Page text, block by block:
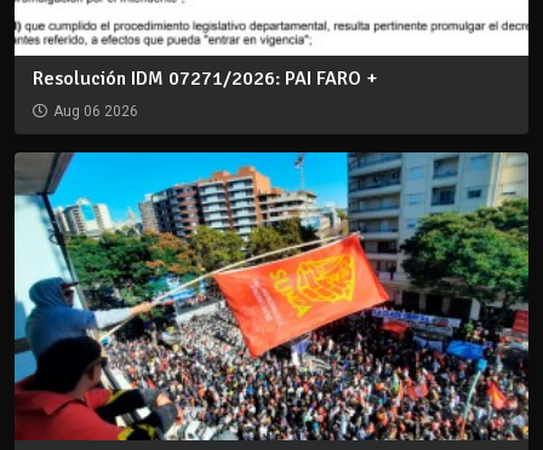
Resolución IDM 07271/2026: PAI FARO +
Aug 06 2026